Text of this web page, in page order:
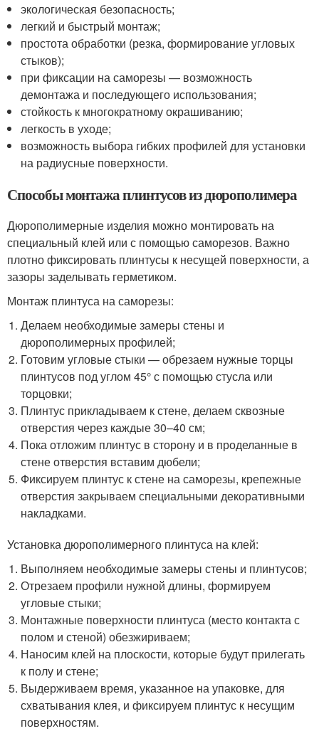
экологическая безопасность;
легкий и быстрый монтаж;
простота обработки (резка, формирование угловых
стыков);
при фиксации на саморезы — возможность
демонтажа и последующего использования;
стойкость к многократному окрашиванию;
легкость в уходе;
возможность выбора гибких профилей для установки
на радиусные поверхности.
Способы монтажа плинтусов из дюрополимера
Дюрополимерные изделия можно монтировать на
специальный клей или с помощью саморезов. Важно
плотно фиксировать плинтусы к несущей поверхности, а
зазоры заделывать герметиком.
Монтаж плинтуса на саморезы:
Делаем необходимые замеры стены и
дюрополимерных профилей;
Готовим угловые стыки — обрезаем нужные торцы
плинтусов под углом 45° с помощью стусла или
торцовки;
Плинтус прикладываем к стене, делаем сквозные
отверстия через каждые 30–40 см;
Пока отложим плинтус в сторону и в проделанные в
стене отверстия вставим дюбели;
Фиксируем плинтус к стене на саморезы, крепежные
отверстия закрываем специальными декоративными
накладками.
Установка дюрополимерного плинтуса на клей:
Выполняем необходимые замеры стены и плинтусов;
Отрезаем профили нужной длины, формируем
угловые стыки;
Монтажные поверхности плинтуса (место контакта с
полом и стеной) обезжириваем;
Наносим клей на плоскости, которые будут прилегать
к полу и стене;
Выдерживаем время, указанное на упаковке, для
схватывания клея, и фиксируем плинтус к несущим
поверхностям.